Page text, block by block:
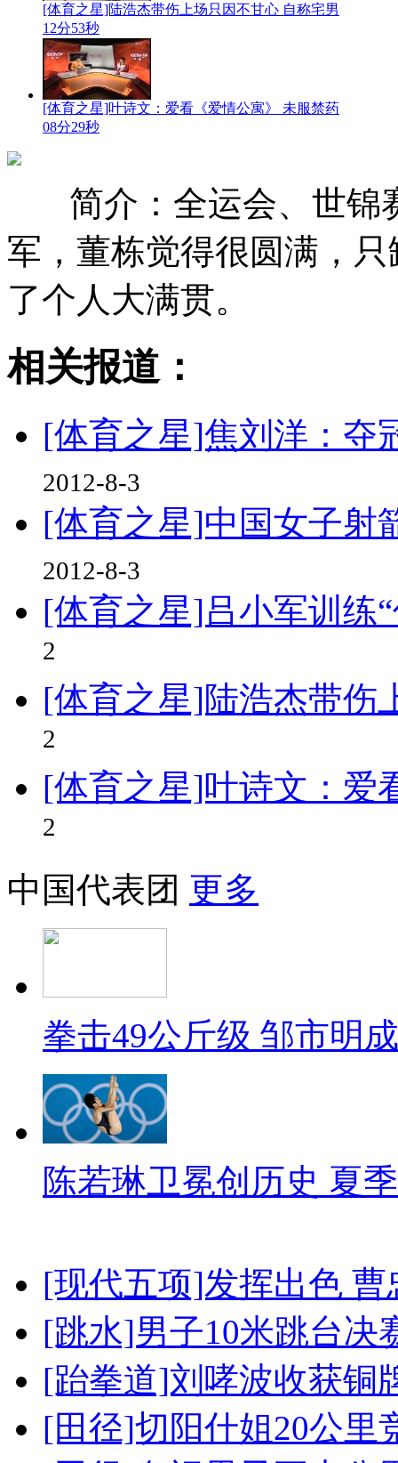
[体育之星]陆浩杰带伤上场只因不甘心 自称宅男
12分53秒
[体育之星]叶诗文：爱看《爱情公寓》 未服禁药
08分29秒
简介：全运会、世锦
军，董栋觉得很圆满，
了个人大满贯。
相关报道：
[体育之星]焦刘洋：夺
2012-8-3
[体育之星]中国女子射
2012-8-3
[体育之星]吕小军训练
2
[体育之星]陆浩杰带伤
2
[体育之星]叶诗文：爱
2
中国代表团 更多
拳击49公斤级 邹市明
陈若琳卫冕创历史 夏
[现代五项]发挥出色
[跳水]男子10米跳台决
[跆拳道]刘哮波收获铜
[田径]切阳什姐20公里